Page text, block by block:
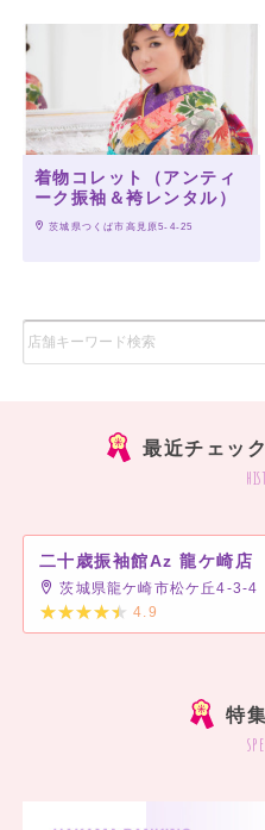
着物コレット（アンティ
ーク振袖＆袴レンタル）
茨城県つくば市高見原5-4-25
最近チェッ
二十歳振袖館Az 龍ケ崎店
茨城県龍ケ崎市松ケ丘4-3-4
4.9
特